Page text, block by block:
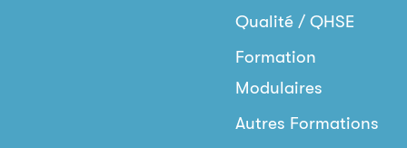
Qualité / QHSE
Formation
Modulaires
Autres Formations